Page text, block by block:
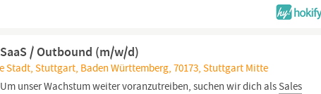
/ Outbound (m/w/d)
Stadt, Stuttgart, Baden Württemberg, 70173, Stuttgart Mitte
unser Wachstum weiter voranzutreiben, suchen wir dich als Sales